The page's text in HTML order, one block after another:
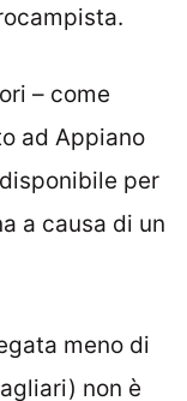
– come
ad Appiano
per
a causa di un
meno di
non è